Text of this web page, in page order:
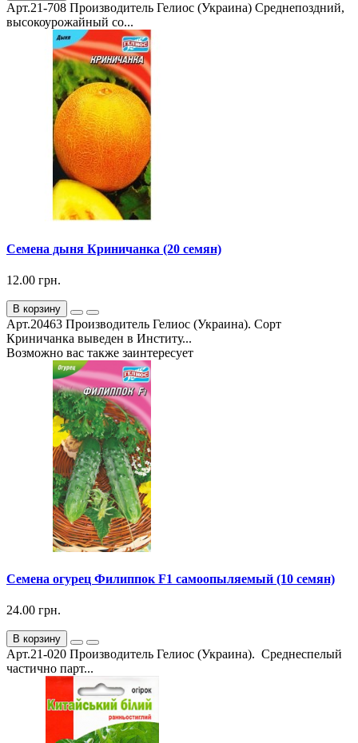
Арт.21-708 Производитель Гелиос (Украина) Среднепоздний,
высокоурожайный со...
Семена дыня Криничанка (20 семян)
12.00 грн.
В корзину
Арт.20463 Производитель Гелиос (Украина). Сорт
Криничанка выведен в Институ...
Возможно вас также заинтересует
Семена огурец Филиппок F1 самоопыляемый (10 семян)
24.00 грн.
В корзину
Арт.21-020 Производитель Гелиос (Украина). Среднеспелый
частично парт...